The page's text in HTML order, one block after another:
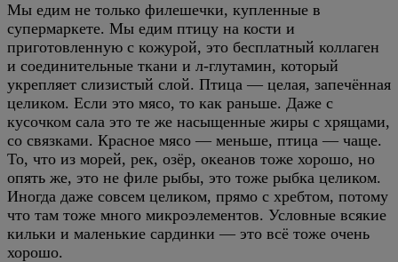
Мы едим не только филешечки, купленные в
супермаркете. Мы едим птицу на кости и
приготовленную с кожурой, это бесплатный коллаген
и соединительные ткани и л-глутамин, который
укрепляет слизистый слой. Птица — целая, запечённая
целиком. Если это мясо, то как раньше. Даже с
кусочком сала это те же насыщенные жиры с хрящами,
со связками. Красное мясо — меньше, птица — чаще.
То, что из морей, рек, озёр, океанов тоже хорошо, но
опять же, это не филе рыбы, это тоже рыбка целиком.
Иногда даже совсем целиком, прямо с хребтом, потому
что там тоже много микроэлементов. Условные всякие
кильки и маленькие сардинки — это всё тоже очень
хорошо.